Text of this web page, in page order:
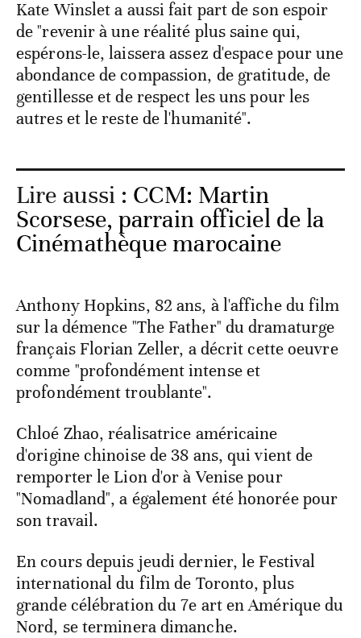
Kate Winslet a aussi fait part de son espoir
de "revenir à une réalité plus saine qui,
espérons-le, laissera assez d'espace pour une
abondance de compassion, de gratitude, de
gentillesse et de respect les uns pour les
autres et le reste de l'humanité".
Lire aussi : CCM: Martin
Scorsese, parrain officiel de la
Cinémathèque marocaine
Anthony Hopkins, 82 ans, à l'affiche du film
sur la démence "The Father" du dramaturge
français Florian Zeller, a décrit cette oeuvre
comme "profondément intense et
profondément troublante".
Chloé Zhao, réalisatrice américaine
d'origine chinoise de 38 ans, qui vient de
remporter le Lion d'or à Venise pour
"Nomadland", a également été honorée pour
son travail.
En cours depuis jeudi dernier, le Festival
international du film de Toronto, plus
grande célébration du 7e art en Amérique du
Nord, se terminera dimanche.